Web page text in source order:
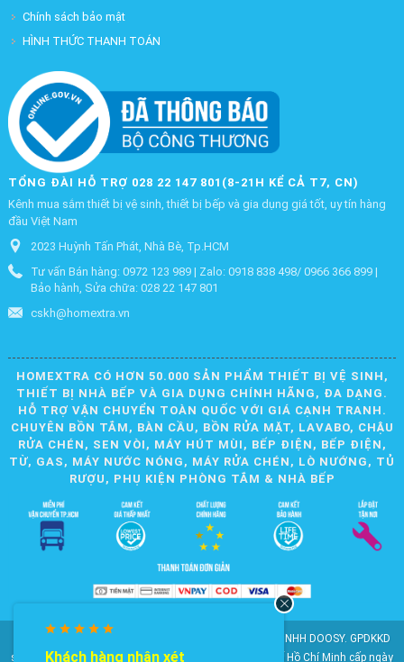
Chính sách bảo mật
HÌNH THỨC THANH TOÁN
TỔNG ĐÀI HỖ TRỢ 028 22 147 801(8-21H KỂ CẢ T7, CN)
Kênh mua sắm thiết bị vệ sinh, thiết bị bếp và gia dụng giá tốt, uy tín hàng
đầu Việt Nam
2023 Huỳnh Tấn Phát, Nhà Bè, Tp.HCM
Tư vấn Bán hàng: 0972 123 989 | Zalo: 0918 838 498/ 0966 366 899 |
Bảo hành, Sửa chữa: 028 22 147 801
cskh@homextra.vn
HOMEXTRA CÓ HƠN 50.000 SẢN PHẨM THIẾT BỊ VỆ SINH,
THIẾT BỊ NHÀ BẾP VÀ GIA DỤNG CHÍNH HÃNG, ĐA DẠNG.
HỖ TRỢ VẬN CHUYỂN TOÀN QUỐC VỚI GIÁ CẠNH TRANH.
CHUYÊN BỒN TẮM, BÀN CẦU, BỒN RỬA MẶT, LAVABO, CHẬU
RỬA CHÉN, SEN VÒI, MÁY HÚT MÙI, BẾP ĐIỆN, BẾP ĐIỆN,
TỪ, GAS, MÁY NƯỚC NÓNG, MÁY RỬA CHÉN, LÒ NƯỚNG, TỦ
RƯỢU, PHỤ KIỆN PHÒNG TẮM & NHÀ BẾP
© 2010-2025 Bản quyền nội dung thuộc về CÔNG TY TNHH DOOSY. GPDKKD
số: 0311.807.893 do Sở Kế hoạch và Đầu tư Thành phố Hồ Chí Minh cấp ngày
Khách hàng nhận xét